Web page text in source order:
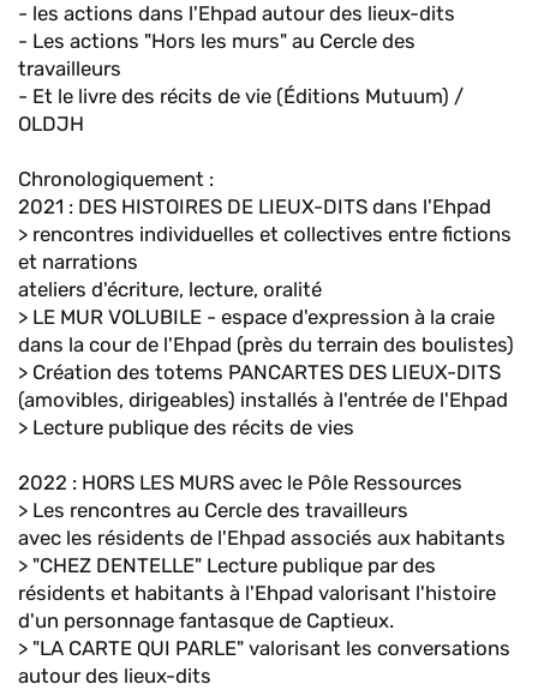
- les actions dans l'Ehpad autour des lieux-dits
- Les actions "Hors les murs" au Cercle des
travailleurs
- Et le livre des récits de vie (Éditions Mutuum) /
OLDJH
Chronologiquement :
2021 : DES HISTOIRES DE LIEUX-DITS dans l'Ehpad
> rencontres individuelles et collectives entre fictions
et narrations
ateliers d'écriture, lecture, oralité
> LE MUR VOLUBILE - espace d'expression à la craie
dans la cour de l'Ehpad (près du terrain des boulistes)
> Création des totems PANCARTES DES LIEUX-DITS
(amovibles, dirigeables) installés à l'entrée de l'Ehpad
> Lecture publique des récits de vies
2022 : HORS LES MURS avec le Pôle Ressources
> Les rencontres au Cercle des travailleurs
avec les résidents de l'Ehpad associés aux habitants
> "CHEZ DENTELLE" Lecture publique par des
résidents et habitants à l'Ehpad valorisant l'histoire
d'un personnage fantasque de Captieux.
> "LA CARTE QUI PARLE" valorisant les conversations
autour des lieux-dits